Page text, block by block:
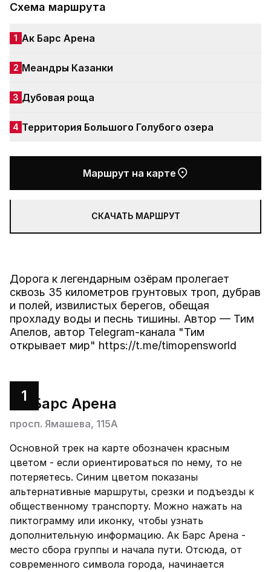
Схема маршрута
1 Ак Барс Арена
2 Меандры Казанки
3 Дубовая роща
4 Территория Большого Голубого озера
Маршрут на карте
СКАЧАТЬ МАРШРУТ
Дорога к легендарным озёрам пролегает
сквозь 35 километров грунтовых троп, дубрав
и полей, извилистых берегов, обещая
прохладу воды и песнь тишины. Автор — Тим
Апелов, автор Telegram-канала "Тим
открывает мир" https://t.me/timopensworld
1
Ак Барс Арена
просп. Ямашева, 115А
Основной трек на карте обозначен красным
цветом - если ориентироваться по нему, то не
потеряетесь. Синим цветом показаны
альтернативные маршруты, срезки и подъезды к
общественному транспорту. Можно нажать на
пиктограмму или иконку, чтобы узнать
дополнительную информацию. Ак Барс Арена -
место сбора группы и начала пути. Отсюда, от
современного символа города, начинается